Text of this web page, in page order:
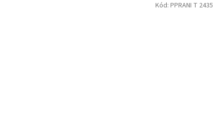
Kód: PPRANI T 2435